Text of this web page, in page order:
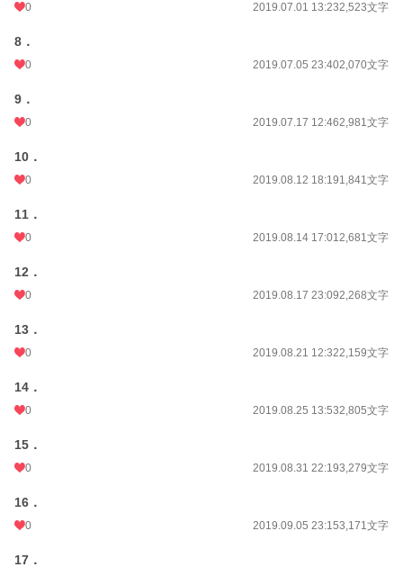
0 2019.07.01 13:232,523文字
8．
0 2019.07.05 23:402,070文字
9．
0 2019.07.17 12:462,981文字
10．
0 2019.08.12 18:191,841文字
11．
0 2019.08.14 17:012,681文字
12．
0 2019.08.17 23:092,268文字
13．
0 2019.08.21 12:322,159文字
14．
0 2019.08.25 13:532,805文字
15．
0 2019.08.31 22:193,279文字
16．
0 2019.09.05 23:153,171文字
17．